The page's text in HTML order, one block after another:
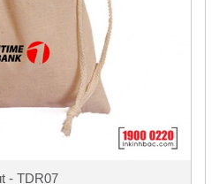
- TDR07